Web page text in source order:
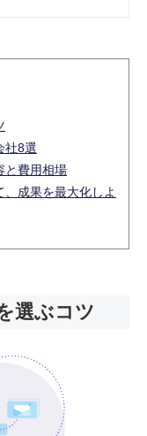
いませ。
社8選
と費用相場
成果を最大化しよ
選ぶコツ